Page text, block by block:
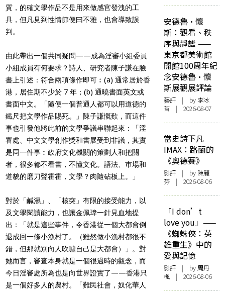
質，的確文學作品不是用來做感官發洩的工
具，但凡見到性情節便曰不雅，也會導致誤
判。
由此帶出一個共同疑問——成為淫審小組委員
小組成員有何要求？詩人、研究者陳子謙在臉
書上引述：符合兩項條作即可︰(a) 通常居於香
港，居住期不少於 7 年；(b) 通曉書面英文或
書面中文。「隨便一個普通人都可以用道德的
鐵尺把文學作品賜死。」陳子謙慨歎，而這件
事也引發他將此前的文學爭議串聯起來：「淫
審處、中文文學創作獎和書展受到非議，其實
是同一件事︰政府文化機關的策劃人和把關
者，很多都不看書，不懂文化。語法、巿場和
道貌的磨刀聲霍霍，文學？肉隨砧板上。」
對於「鹹濕」、「核突」有限的接受能力，以
及文學閱讀能力，也讓金佩瑋一針見血地提
出：「就是這些事件，令香港從一個大都會倒
退成回一條小漁村了。（雖然做小漁村都很不
錯，但那就別向人吹噓自己是大都會）」。對
她而言，審查本身就是一個很過時的觀念，而
今日淫審處所為也是向世界證實了——香港只
是一個好多人的農村。「難民社會，奴化華人
安德魯·懷
斯：觀看、秩
序與靜謐 ——
東京都美術館
開館100周年紀
念安德魯·懷
斯展觀展評論
藝評 | by 李冰
苔 | 2026-08-07
當史詩下凡
IMAX：路蘭的
《奧德賽》
影評 | by 陳麗
芬 | 2026-08-06
「I don’t
love you」——
《蜘蛛俠：英
雄重生》中的
愛與記憶
影評 | by周丹
楓 | 2026-08-06